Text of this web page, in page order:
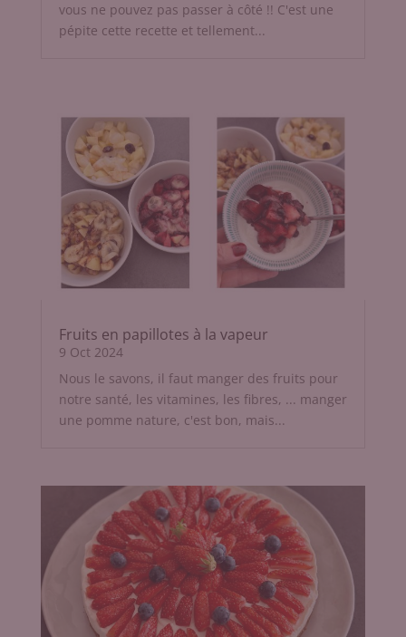
vous ne pouvez pas passer à côté !! C'est une
pépite cette recette et tellement...
Fruits en papillotes à la vapeur
9 Oct 2024
Nous le savons, il faut manger des fruits pour
notre santé, les vitamines, les fibres, ... manger
une pomme nature, c'est bon, mais...